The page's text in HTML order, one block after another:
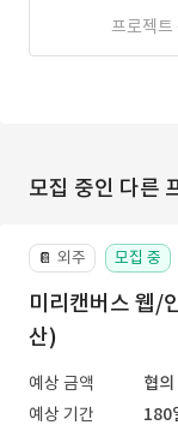
프로젝트
모집 중인 다른
📔 외주 모집 중
미리캔버스 웹/
산)
예상 금액
협
예상 기간
180